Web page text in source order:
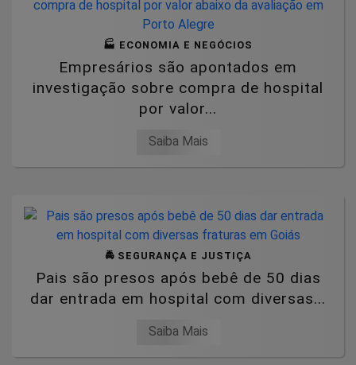
🏭 ECONOMIA E NEGÓCIOS
Empresários são apontados em
investigação sobre compra de hospital
por valor...
Saiba Mais
🚔 SEGURANÇA E JUSTIÇA
Pais são presos após bebê de 50 dias
dar entrada em hospital com diversas...
Saiba Mais